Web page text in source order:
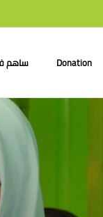
ساهم Donation